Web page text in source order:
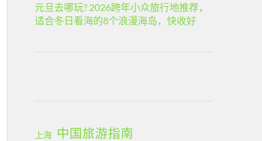
元旦去哪玩? 2026跨年小众旅行地推荐，
适合冬日看海的8个浪漫海岛，快收好
上海
中国旅游指南